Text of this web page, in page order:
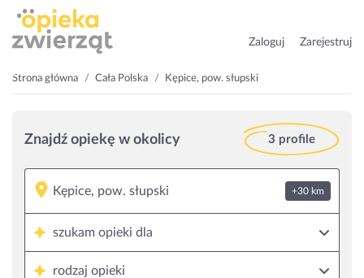
Zaloguj Zarejestruj
Strona główna Cała Polska Kępice, pow. słupski
Znajdź opiekę w okolicy 3 profile
+30 km
szukam opieki dla
rodzaj opieki